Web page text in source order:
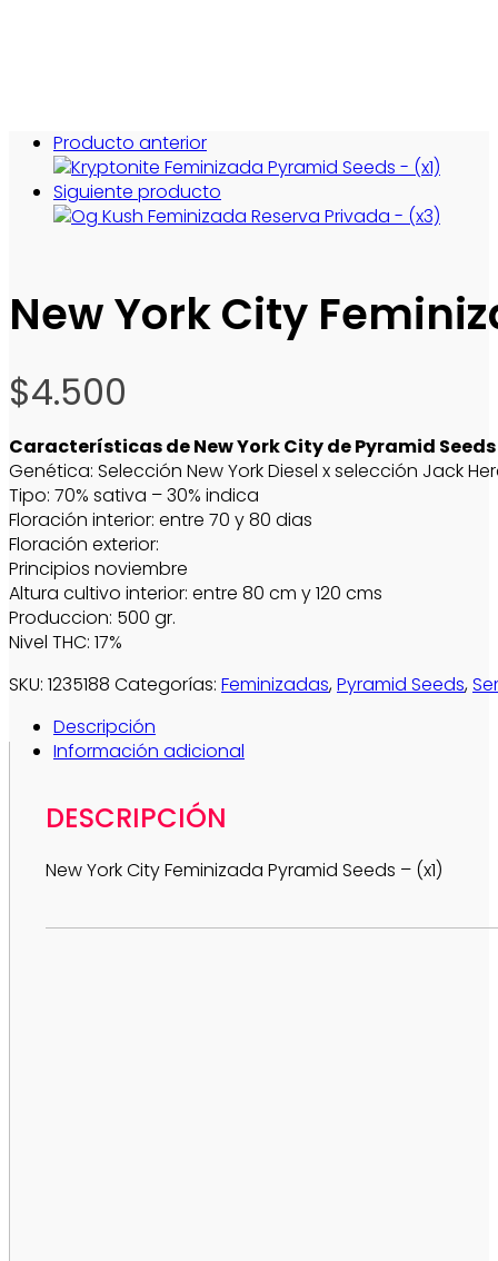
Producto anterior
Siguiente producto
New York City
$4.500
Características de New York City de Pyramid Seeds
Genética: Selección New York Diesel x selección Jack
Tipo: 70% sativa – 30% indica
Floración interior: entre 70 y 80 dias
Floración exterior:
Principios noviembre
Altura cultivo interior: entre 80 cm y 120 cms
Produccion: 500 gr.
Nivel THC: 17%
SKU: 1235188 Categorías: Feminizadas,Pyramid Seeds,
Descripción
Información adicional
DESCRIPCIÓN
New York City Feminizada Pyramid Seeds – (x1)